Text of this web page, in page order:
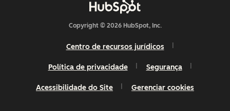
Copyright © 2026 HubSpot, Inc.
Centro de recursos jurídicos
Política de privacidade Segurança
Acessibilidade do Site Gerenciar cookies